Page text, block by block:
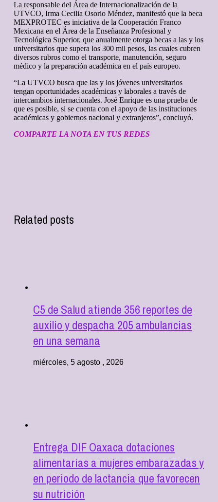
La responsable del Área de Internacionalización de la
UTVCO, Irma Cecilia Osorio Méndez, manifestó que la beca
MEXPROTEC es iniciativa de la Cooperación Franco
Mexicana en el Área de la Enseñanza Profesional y
Tecnológica Superior, que anualmente otorga becas a las y los
universitarios que supera los 300 mil pesos, las cuales cubren
diversos rubros como el transporte, manutención, seguro
médico y la preparación académica en el país europeo.
“La UTVCO busca que las y los jóvenes universitarios
tengan oportunidades académicas y laborales a través de
intercambios internacionales. José Enrique es una prueba de
que es posible, si se cuenta con el apoyo de las instituciones
académicas y gobiernos nacional y extranjeros”, concluyó.
COMPARTE LA NOTA EN TUS REDES
Related posts
C5 de Salud atiende 356 reportes de
auxilio y despacha 205 ambulancias
en una semana
miércoles, 5 agosto , 2026
Entrega DIF Oaxaca dotaciones
alimentarias a mujeres embarazadas y
en periodo de lactancia que favorecen
su nutrición